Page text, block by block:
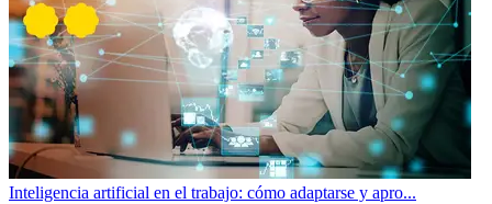
Inteligencia artificial en el trabajo: cómo adaptarse y apro...